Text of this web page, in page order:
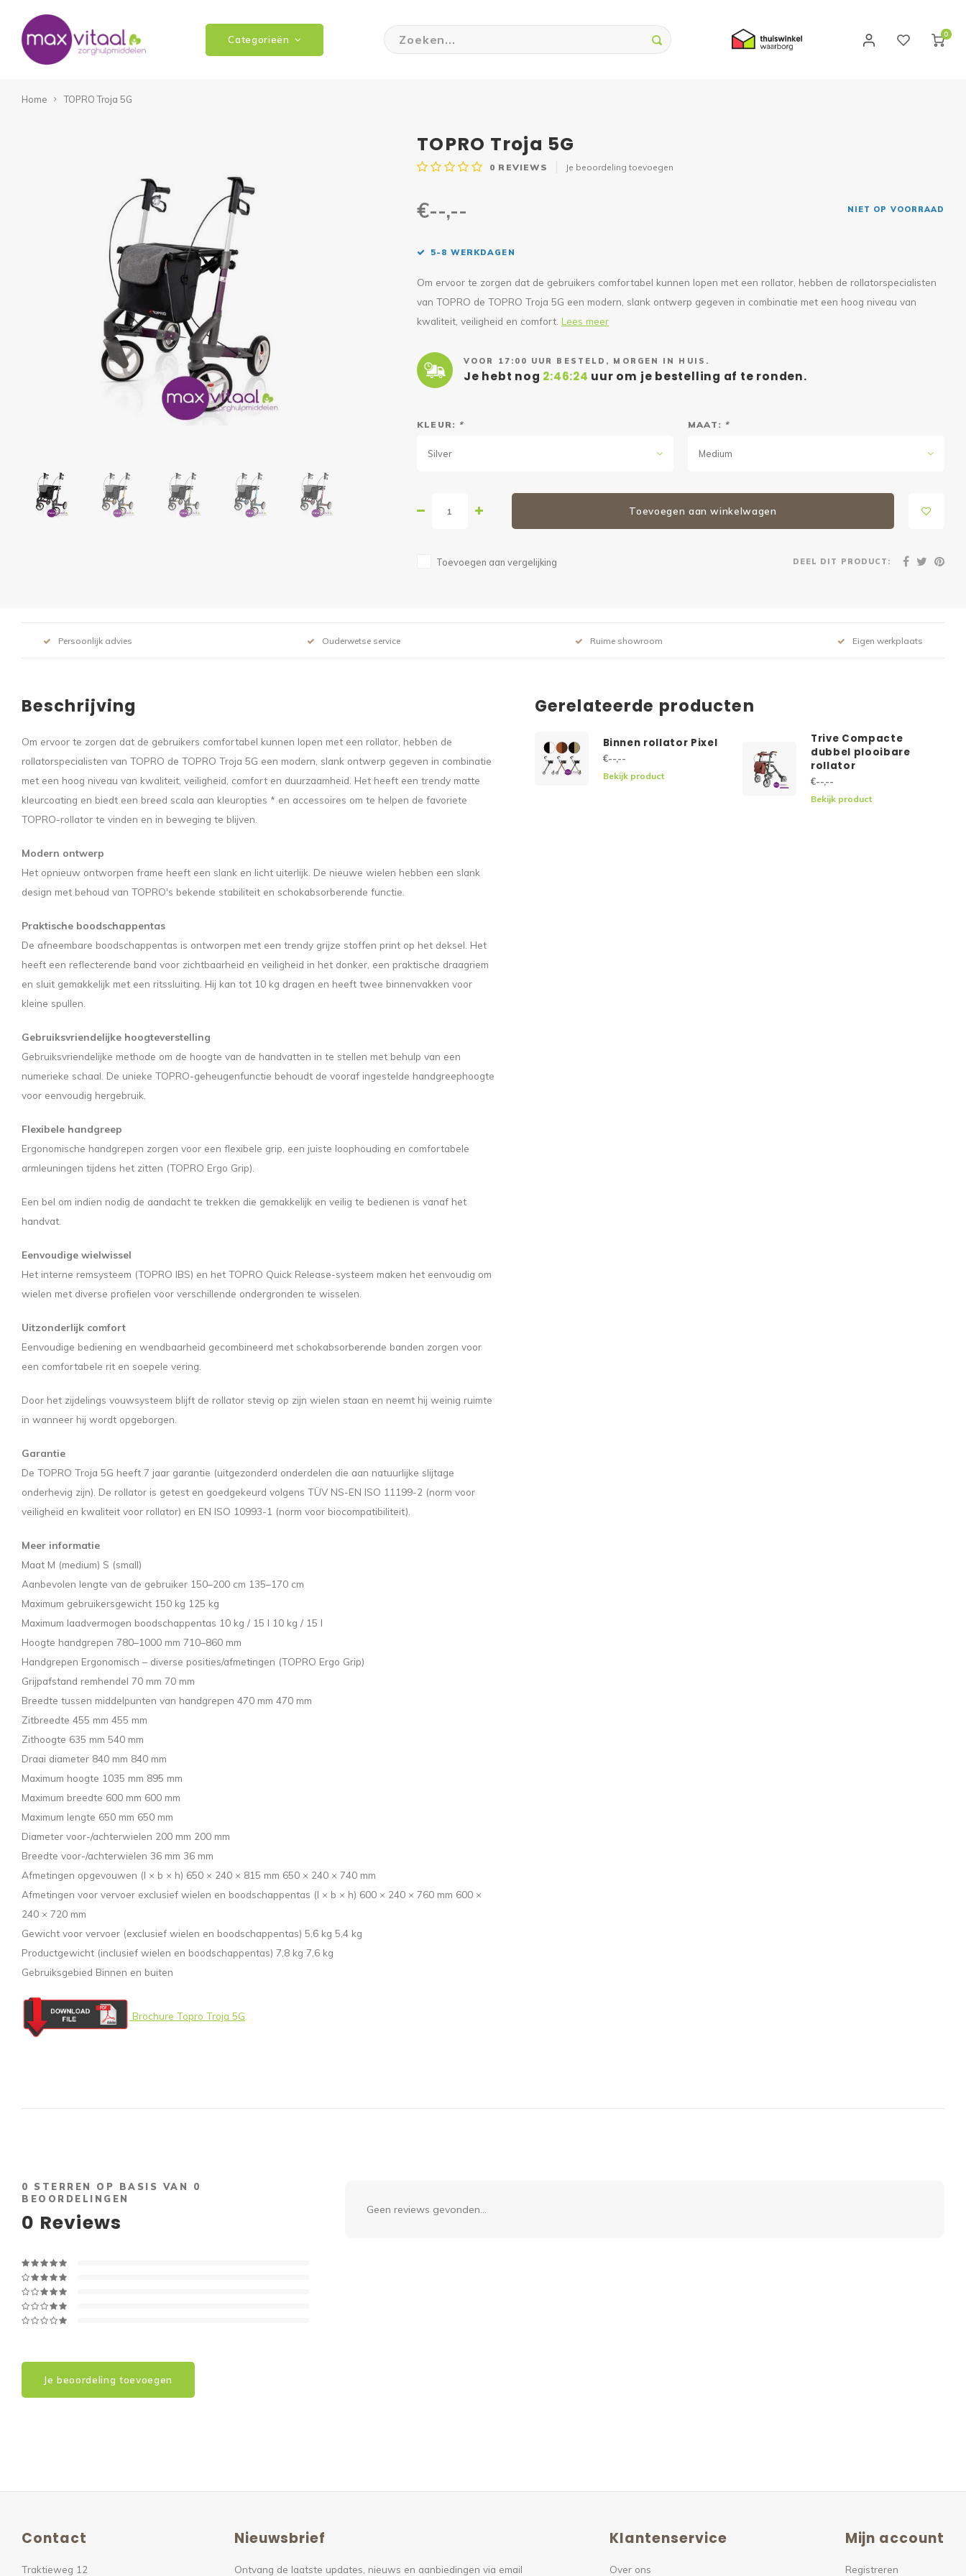
Categorieën 0
Home TOPRO Troja 5G
TOPRO Troja 5G
0 REVIEWS Je beoordeling toevoegen
€--,-- NIET OP VOORRAAD
5-8 WERKDAGEN
Om ervoor te zorgen dat de gebruikers comfortabel kunnen lopen met een rollator, hebben de rollatorspecialisten
van TOPRO de TOPRO Troja 5G een modern, slank ontwerp gegeven in combinatie met een hoog niveau van
kwaliteit, veiligheid en comfort. Lees meer
VOOR 17:00 UUR BESTELD, MORGEN IN HUIS.
Je hebt nog 2:46:23 uur om je bestelling af te ronden.
KLEUR: *
Silver
MAAT: *
Medium
Toevoegen aan winkelwagen
Toevoegen aan vergelijking DEEL DIT PRODUCT:
Persoonlijk advies Ouderwetse service Ruime showroom Eigen werkplaats
Beschrijving
Om ervoor te zorgen dat de gebruikers comfortabel kunnen lopen met een rollator, hebben de
rollatorspecialisten van TOPRO de TOPRO Troja 5G een modern, slank ontwerp gegeven in combinatie
met een hoog niveau van kwaliteit, veiligheid, comfort en duurzaamheid. Het heeft een trendy matte
kleurcoating en biedt een breed scala aan kleuropties * en accessoires om te helpen de favoriete
TOPRO-rollator te vinden en in beweging te blijven.
Modern ontwerp
Het opnieuw ontworpen frame heeft een slank en licht uiterlijk. De nieuwe wielen hebben een slank
design met behoud van TOPRO's bekende stabiliteit en schokabsorberende functie.
Praktische boodschappentas
De afneembare boodschappentas is ontworpen met een trendy grijze stoffen print op het deksel. Het
heeft een reflecterende band voor zichtbaarheid en veiligheid in het donker, een praktische draagriem
en sluit gemakkelijk met een ritssluiting. Hij kan tot 10 kg dragen en heeft twee binnenvakken voor
kleine spullen.
Gebruiksvriendelijke hoogteverstelling
Gebruiksvriendelijke methode om de hoogte van de handvatten in te stellen met behulp van een
numerieke schaal. De unieke TOPRO-geheugenfunctie behoudt de vooraf ingestelde handgreephoogte
voor eenvoudig hergebruik.
Flexibele handgreep
Ergonomische handgrepen zorgen voor een flexibele grip, een juiste loophouding en comfortabele
armleuningen tijdens het zitten (TOPRO Ergo Grip).
Een bel om indien nodig de aandacht te trekken die gemakkelijk en veilig te bedienen is vanaf het
handvat.
Eenvoudige wielwissel
Het interne remsysteem (TOPRO IBS) en het TOPRO Quick Release-systeem maken het eenvoudig om
wielen met diverse profielen voor verschillende ondergronden te wisselen.
Uitzonderlijk comfort
Eenvoudige bediening en wendbaarheid gecombineerd met schokabsorberende banden zorgen voor
een comfortabele rit en soepele vering.
Door het zijdelings vouwsysteem blijft de rollator stevig op zijn wielen staan ​​en neemt hij weinig ruimte
in wanneer hij wordt opgeborgen.
Garantie
De TOPRO Troja 5G heeft 7 jaar garantie (uitgezonderd onderdelen die aan natuurlijke slijtage
onderhevig zijn). De rollator is getest en goedgekeurd volgens TÜV NS-EN ISO 11199-2 (norm voor
veiligheid en kwaliteit voor rollator) en EN ISO 10993-1 (norm voor biocompatibiliteit).
Meer informatie
Maat M (medium) S (small)
Aanbevolen lengte van de gebruiker 150–200 cm 135–170 cm
Maximum gebruikersgewicht 150 kg 125 kg
Maximum laadvermogen boodschappentas 10 kg / 15 l 10 kg / 15 l
Hoogte handgrepen 780–1000 mm 710–860 mm
Handgrepen Ergonomisch – diverse posities/afmetingen (TOPRO Ergo Grip)
Grijpafstand remhendel 70 mm 70 mm
Breedte tussen middelpunten van handgrepen 470 mm 470 mm
Zitbreedte 455 mm 455 mm
Zithoogte 635 mm 540 mm
Draai diameter 840 mm 840 mm
Maximum hoogte 1035 mm 895 mm
Maximum breedte 600 mm 600 mm
Maximum lengte 650 mm 650 mm
Diameter voor-/achterwielen 200 mm 200 mm
Breedte voor-/achterwielen 36 mm 36 mm
Afmetingen opgevouwen (l × b × h) 650 × 240 × 815 mm 650 × 240 × 740 mm
Afmetingen voor vervoer exclusief wielen en boodschappentas (l × b × h) 600 × 240 × 760 mm 600 ×
240 × 720 mm
Gewicht voor vervoer (exclusief wielen en boodschappentas) 5,6 kg 5,4 kg
Productgewicht (inclusief wielen en boodschappentas) 7,8 kg 7,6 kg
Gebruiksgebied Binnen en buiten
Brochure Topro Troja 5G
Gerelateerde producten
Binnen rollator Pixel
€--,--
Bekijk product
Trive Compacte
dubbel plooibare
rollator
€--,--
Bekijk product
0 STERREN OP BASIS VAN 0
BEOORDELINGEN
0 Reviews
Je beoordeling toevoegen
Geen reviews gevonden...
Contact
Traktieweg 12
Nieuwsbrief
Ontvang de laatste updates, nieuws en aanbiedingen via email
Klantenservice
Over ons
Mijn account
Registreren